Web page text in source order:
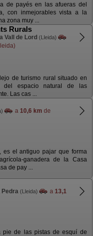
de payés en las afueras del
con inmejorables vista a la
zona muy ...
Rurals
Vall de Lord (Lleida)
de turismo rural situado en
del espacio natural de las
Las cas ...
a 10,6 km de
es el antiguo pajar que forma
ganadera de la Casa
de pay ...
Pedra (Lleida) a 13,1
pie de las pistas de esquí de